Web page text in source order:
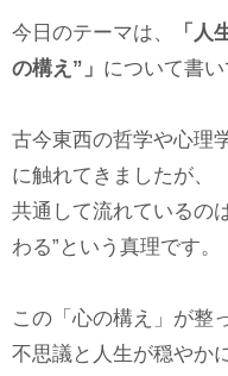
今日のテーマは、
「人
の構え”」 について書い
古今東西の哲学や心理
に触れてきましたが、
共通して流れているの
わる”という真理です。
この「心の構え」が整
不思議と人生が穏やか